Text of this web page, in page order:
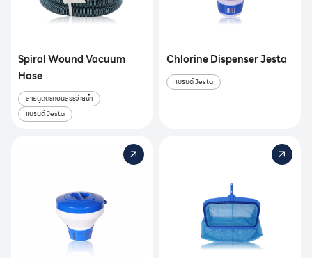
Spiral Wound Vacuum
Hose
สายดูดตะกอนสระว่ายน้ำ
แบรนด์ Jesta
Chlorine Dispenser Jesta
แบรนด์ Jesta